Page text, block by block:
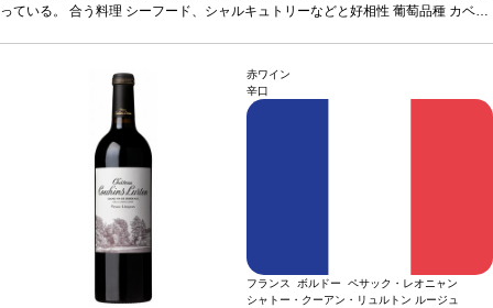
更されますのでご了承ください。
っている。 合う料理 シーフード、シャルキュトリーなどと好相性 葡萄品種 カベル
更されますのでご了承ください。
赤ワイン
辛口
フランス ボルドー ペサック・レオニャン
シャトー・クーアン・リュルトン ルージュ